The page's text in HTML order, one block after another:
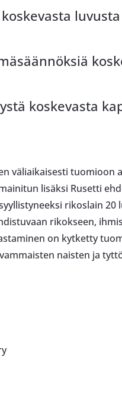
koskevasta
väliaikaisesti tuomioon
lisäksi Rusetti
rikoslain 20
rikokseen,
on kytketty
naisten ja